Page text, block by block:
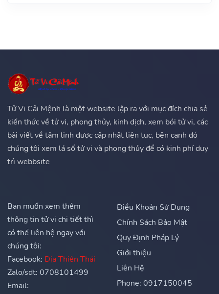
Tử Vi Cải Mệnh là một website lập ra với mục đích chia sẻ
kiến thức về tử vi, phong thủy, kinh dịch, xem bói tử vi, các
bài viết về tâm linh được cập nhật liên tục, bên cạnh đó
chúng tôi xem lá số tử vi và phong thủy để có kinh phí duy
trì webbsite
Bạn muốn xem thêm
thông tin tử vi chi tiết thì
có thể liên hệ ngay với
chúng tôi:
Facebook: Địa Thiên Thái
Zalo/sdt: 0708101499
Email:
Điều Khoản Sử Dụng
Chính Sách Bảo Mật
Quy Định Pháp Lý
Giới thiệu
Liên Hệ
Phone: 0917150045